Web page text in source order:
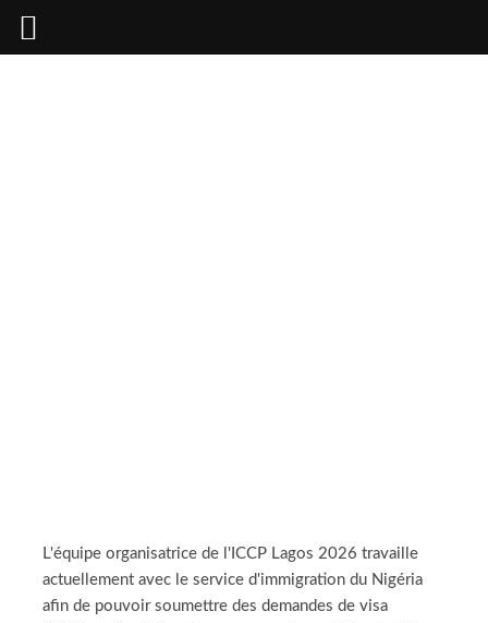
Skip
L'équipe organisatrice de l'ICCP Lagos 2026 travaille
actuellement avec le service d'immigration du Nigéria
afin de pouvoir soumettre des demandes de visa